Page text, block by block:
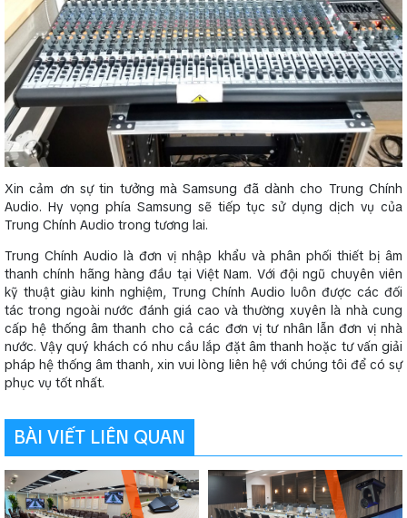
Xin cảm ơn sự tin tưởng mà Samsung đã dành cho Trung Chính
Audio. Hy vọng phía Samsung sẽ tiếp tục sử dụng dịch vụ của
Trung Chính Audio trong tương lai.
Trung Chính Audio là đơn vị nhập khẩu và phân phối thiết bị âm
thanh chính hãng hàng đầu tại Việt Nam. Với đội ngũ chuyên viên
kỹ thuật giàu kinh nghiệm, Trung Chính Audio luôn được các đối
tác trong ngoài nước đánh giá cao và thường xuyên là nhà cung
cấp hệ thống âm thanh cho cả các đơn vị tư nhân lẫn đơn vị nhà
nước. Vậy quý khách có nhu cầu lắp đặt âm thanh hoặc tư vấn giải
pháp hệ thống âm thanh, xin vui lòng liên hệ với chúng tôi để có sự
phục vụ tốt nhất.
BÀI VIẾT LIÊN QUAN